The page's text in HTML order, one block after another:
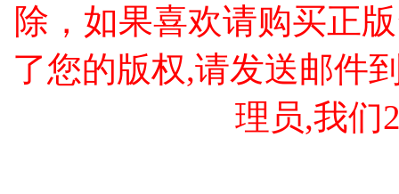
除，如果喜欢请购买正
了您的版权,请发送邮件
理员,我们